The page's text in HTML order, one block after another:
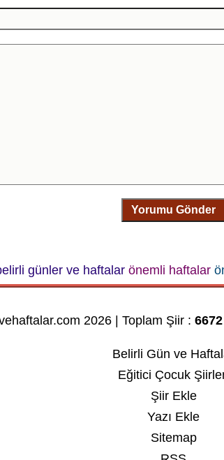
Yorumu Gönder
günler ve haftalar önemli haftalar
2026 | Toplam Şiir :6672
Belirli Gün ve
Eğitici Çocuk
Şiir Ekle
Yazı Ekle
Sitemap